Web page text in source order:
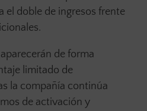
el doble de ingresos frente
de forma
limitado de
la compañía continúa
de activación y